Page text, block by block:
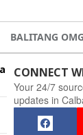
BALITANG OMG
CONNECT
Your 24/7
updates in